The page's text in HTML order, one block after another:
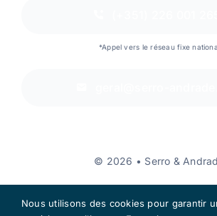
*Appel vers le réseau fixe
© 2026 • Serro &
Nous utilisons des cookies pour garantir